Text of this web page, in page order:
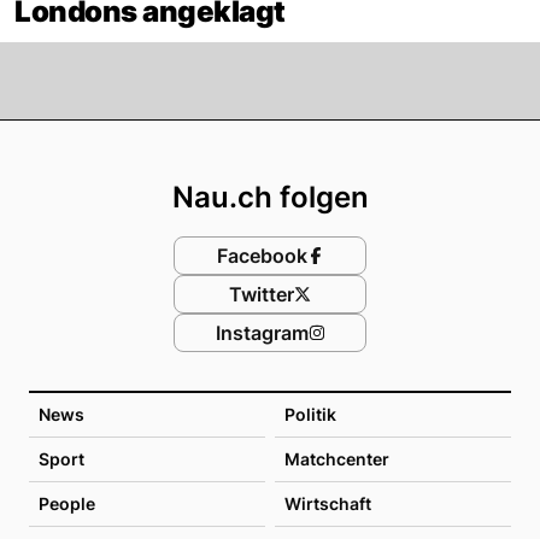
Londons angeklagt
News Politik
Sport Matchcenter
People Wirtschaft
Nau.ch folgen
Facebook
Twitter
Instagram